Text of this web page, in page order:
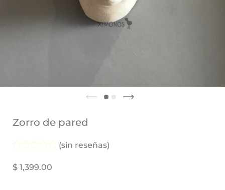
Zorro de pared
(sin reseñas)
$ 1,399.00